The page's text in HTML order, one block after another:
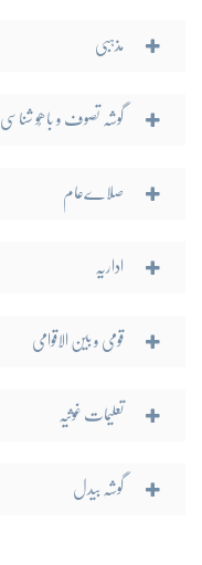
مذہبی
گوشہ تصوف و باھُو شناسی
صلاےعام
اداریہ
قومی و بین الاقوامی
تعلیمات غوثیہ
گوشہ بیدل